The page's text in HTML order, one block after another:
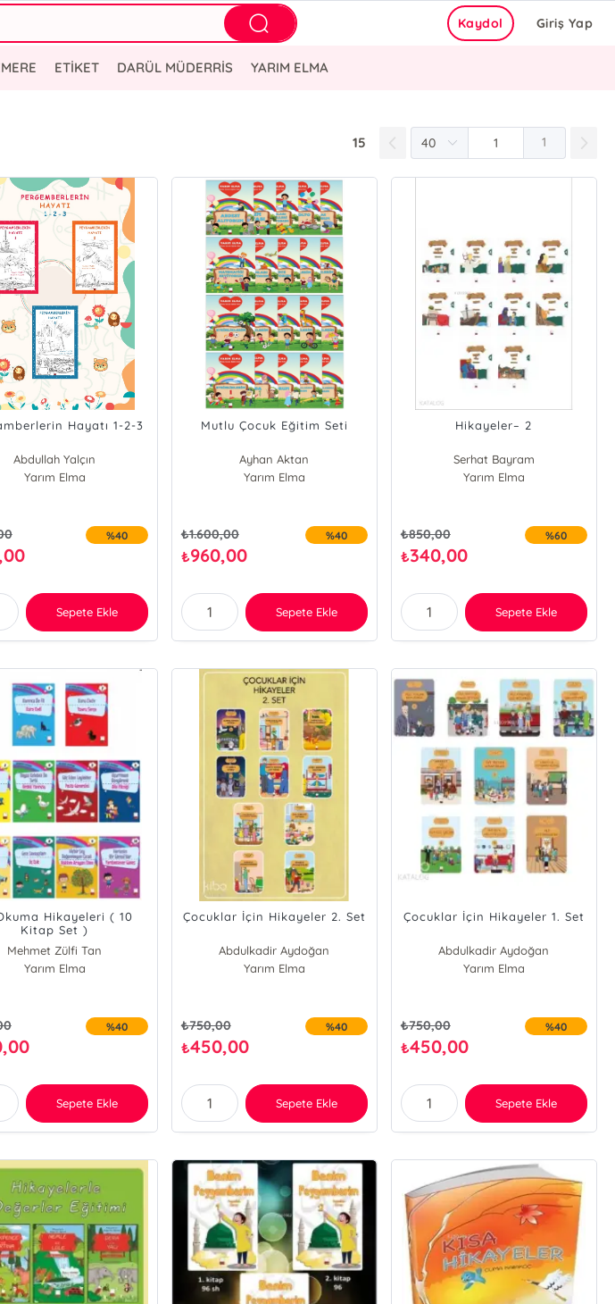
Giriş Yap
Kaydol
ETİKET DARÜL MÜDERRİS YARIM ELMA
15 1
Hayatı 1-2-3
Abdullah Yalçın
Hasan Kutulman
Yarım Elma
%40
Sepete Ekle
Mutlu Çocuk Eğitim Seti
Ayhan Aktan
Yarım Elma
₺1.600,00
₺960,00
%40
Sepete Ekle
Hikayeler– 2
Serhat Bayram
Yarım Elma
₺850,00
₺340,00
%60
Sepete Ekle
Hikayeleri ( 10
Kitap Set )
Mehmet Zülfi Tan
Yarım Elma
%40
Sepete Ekle
Çocuklar İçin Hikayeler 2. Set
Abdulkadir Aydoğan
Yarım Elma
₺750,00
₺450,00
%40
Sepete Ekle
Çocuklar İçin Hikayeler 1. Set
Abdulkadir Aydoğan
Yarım Elma
₺750,00
₺450,00
%40
Sepete Ekle